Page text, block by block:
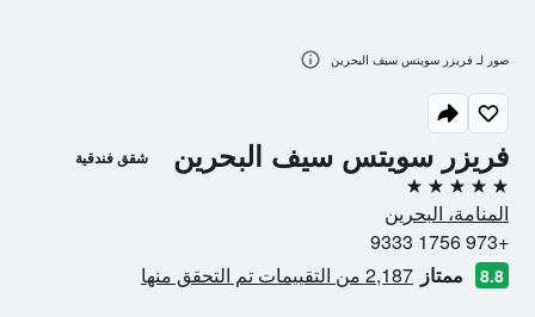
فريزر سويتس سيف البحرين شقق فندقية
5 نجوم
المنامة، البحرين
+973 1756 9333
8.8 ممتاز 2,187 من التقييمات تم التحقق منها
صور لـ فريزر سويتس سيف البحرين